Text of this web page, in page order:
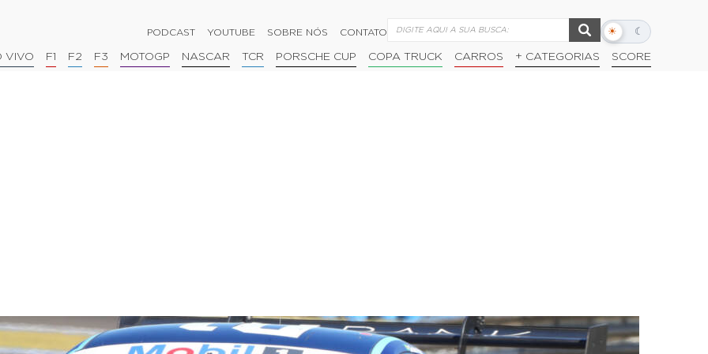
PODCAST YOUTUBE SOBRE NÓS CONTATO ☀ ☾
Alternar
escuro
VIVO F1 F2 F3 MOTOGP NASCAR TCR PORSCHE CUP COPA TRUCK CARROS + CATEGORIAS SCORE